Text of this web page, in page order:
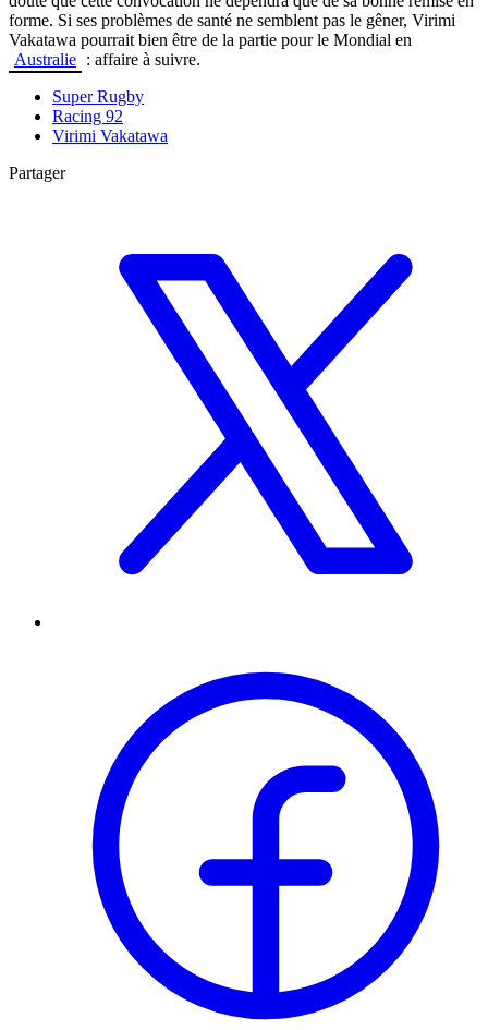
forme. Si ses problèmes de santé ne semblent pas le gêner, Virimi
Vakatawa pourrait bien être de la partie pour le Mondial en
Australie : affaire à suivre.
Super Rugby
Racing 92
Virimi Vakatawa
Partager